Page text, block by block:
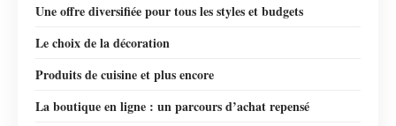
Une offre diversifiée pour tous les styles et budgets
Le choix de la décoration
Produits de cuisine et plus encore
La boutique en ligne : un parcours d’achat repensé